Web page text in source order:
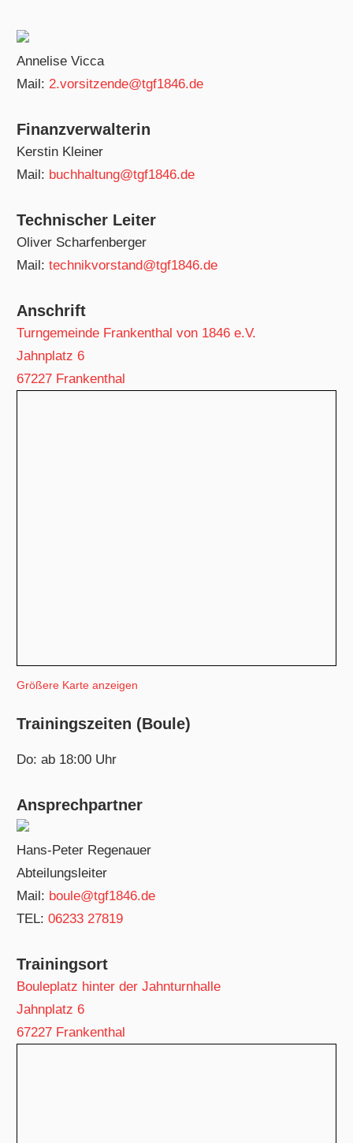
Annelise Vicca
Mail:2.vorsitzende@tgf1846.de
Finanzverwalterin
Kerstin Kleiner
Mail: buchhaltung@tgf1846.de
Technischer Leiter
Oliver Scharfenberger
Mail:technikvorstand@tgf1846.de
Anschrift
Turngemeinde Frankenthal von 1846 e.V.
Jahnplatz 6
67227 Frankenthal
Größere Karte anzeigen
Trainingszeiten (Boule)
Do: ab 18:00 Uhr
Ansprechpartner
Hans-Peter Regenauer
Abteilungsleiter
Mail: boule@tgf1846.de
TEL:06233 27819
Trainingsort
Bouleplatz hinter der Jahnturnhalle
Jahnplatz 6
67227 Frankenthal